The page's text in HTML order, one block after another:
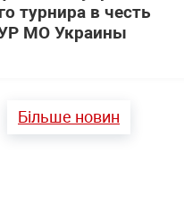
турнира в честь
МО Украины
Більше новин